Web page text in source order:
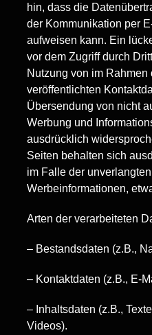
hin, dass die
der Kommunikation per
aufweisen kann. Ein
vor dem Zugriff durch
Nutzung von im
veröffentlichten
Übersendung von nicht
Werbung und
ausdrücklich
Seiten behalten sich
im Falle der
Werbeinformationen,
Arten der verarbeiteten
– Bestandsdaten (z.B.,
– Kontaktdaten (z.B., E-
– Inhaltsdaten (z.B.,
Videos).